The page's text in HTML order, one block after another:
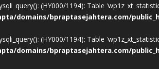
(HY000/1194): Table
domains/bpraptasejahtera.com/
(HY000/1194): Table
domains/bpraptasejahtera.com/